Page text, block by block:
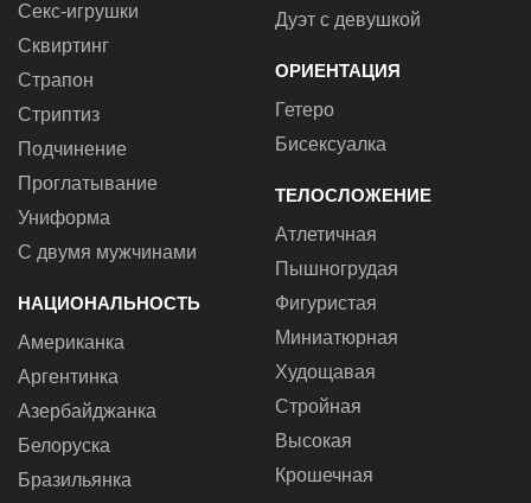
Секс-игрушки
Сквиртинг
Страпон
Стриптиз
Подчинение
Проглатывание
Униформа
С двумя мужчинами
НАЦИОНАЛЬНОСТЬ
Американка
Аргентинка
Азербайджанка
Белоруска
Бразильянка
Дуэт с девушкой
ОРИЕНТАЦИЯ
Гетеро
Бисексуалка
ТЕЛОСЛОЖЕНИЕ
Атлетичная
Пышногрудая
Фигуристая
Миниатюрная
Худощавая
Стройная
Высокая
Крошечная